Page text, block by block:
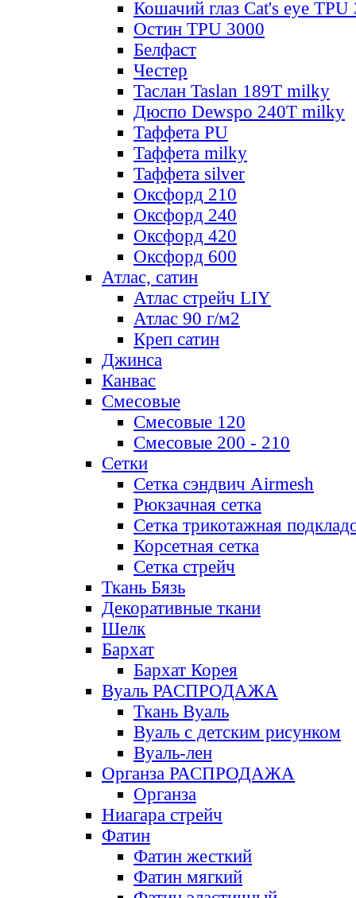
Кошачий глаз Cat's eye TPU
Остин TPU 3000
Белфаст
Честер
Таслан Taslan 189T milky
Дюспо Dewspo 240T milky
Таффета PU
Таффета milky
Таффета silver
Оксфорд 210
Оксфорд 240
Оксфорд 420
Оксфорд 600
Атлас, сатин
Атлас стрейч LIY
Атлас 90 г/м2
Креп сатин
Джинса
Канвас
Смесовые
Смесовые 120
Смесовые 200 - 210
Сетки
Сетка сэндвич Airmesh
Рюкзачная сетка
Сетка трикотажная
Корсетная сетка
Сетка стрейч
Ткань Бязь
Декоративные ткани
Шелк
Бархат
Бархат Корея
Вуаль РАСПРОДАЖА
Ткань Вуаль
Вуаль с детским рисунком
Вуаль-лен
Органза РАСПРОДАЖА
Органза
Ниагара стрейч
Фатин
Фатин жесткий
Фатин мягкий